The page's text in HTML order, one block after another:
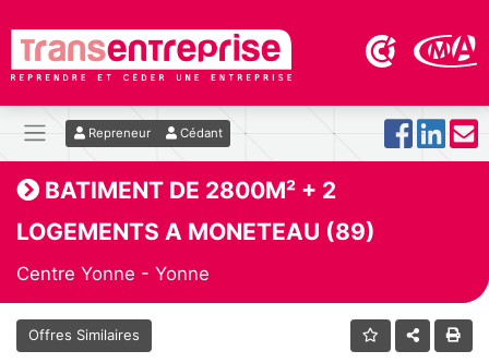
Repreneur Cédant
BATIMENT DE 2800M² + 2
LOGEMENTS A MONETEAU (89)
Centre Yonne - Yonne
Offres Similaires